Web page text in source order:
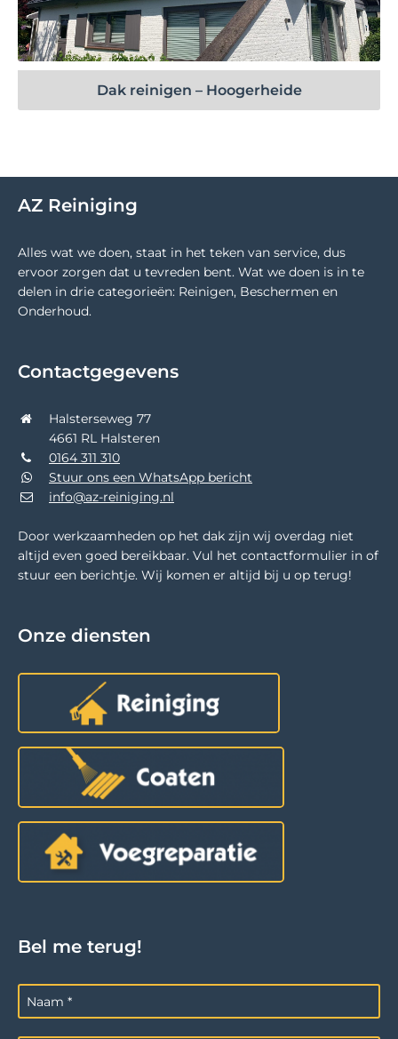
Bekijk project
Dak reinigen – Hoogerheide
AZ Reiniging
Alles wat we doen, staat in het teken van service, dus
ervoor zorgen dat u tevreden bent. Wat we doen is in te
delen in drie categorieën: Reinigen, Beschermen en
Onderhoud.
Contactgegevens
Halsterseweg 77
4661 RL Halsteren
0164 311 310
Stuur ons een WhatsApp bericht
info@az-reiniging.nl
Door werkzaamheden op het dak zijn wij overdag niet
altijd even goed bereikbaar. Vul het contactformulier in of
stuur een berichtje. Wij komen er altijd bij u op terug!
Onze diensten
Bel me terug!